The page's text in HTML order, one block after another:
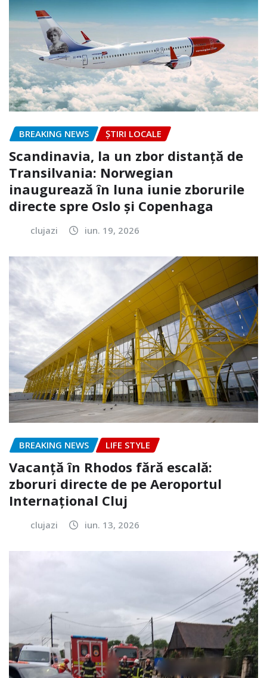
BREAKING NEWS ȘTIRI LOCALE
Scandinavia, la un zbor distanță de
Transilvania: Norwegian
inaugurează în luna iunie zborurile
directe spre Oslo și Copenhaga
clujazi iun. 19, 2026
BREAKING NEWS LIFE STYLE
Vacanță în Rhodos fără escală:
zboruri directe de pe Aeroportul
Internațional Cluj
clujazi iun. 13, 2026